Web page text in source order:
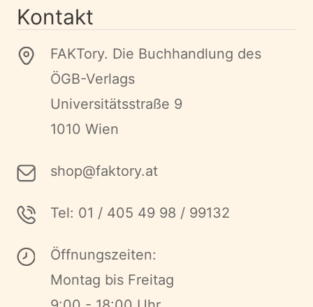
Kontakt
FAKTory. Die Buchhandlung des
ÖGB-Verlags
Universitätsstraße 9
1010 Wien
shop@faktory.at
Tel: 01 / 405 49 98 / 99132
Öffnungszeiten:
Montag bis Freitag